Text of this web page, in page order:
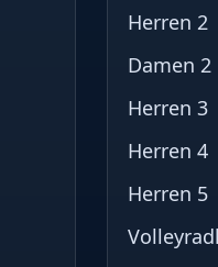
Herren 2
Damen 2
Herren 3
Herren 4
Herren 5